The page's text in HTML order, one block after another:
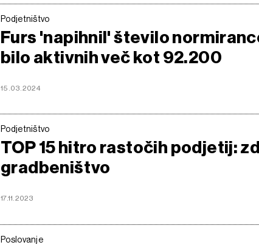
Podjetništvo
Furs 'napihnil' število
bilo aktivnih več kot 92.200
15.03.2024
Podjetništvo
TOP 15 hitro rastočih podjetij:
gradbeništvo
17.11.2023
Poslovanje